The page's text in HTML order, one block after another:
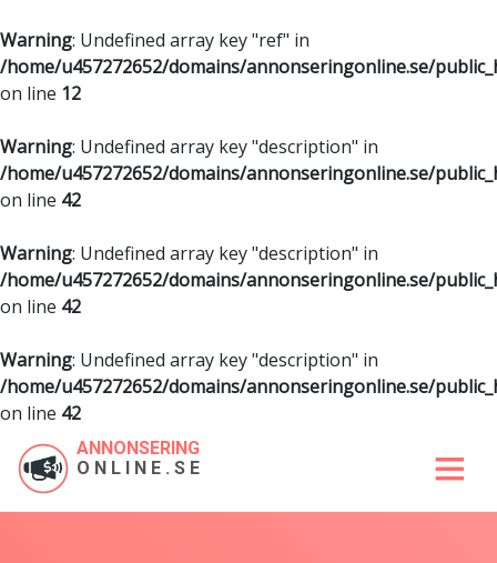
Warning: Undefined array key "ref" in
/home/u457272652/domains/annonseringonline.se/
on line 12
Warning: Undefined array key "description" in
/home/u457272652/domains/annonseringonline.se/
on line 42
Warning: Undefined array key "description" in
/home/u457272652/domains/annonseringonline.se/
on line 42
Warning: Undefined array key "description" in
/home/u457272652/domains/annonseringonline.se/
on line 42
ANNONSERING
ONLINE.SE